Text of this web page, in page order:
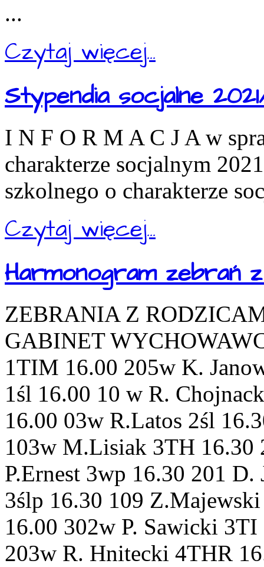
...
Czytaj więcej...
Stypendia socjalne
I N F O R M A C J A w
charakterze socjalnym
szkolnego o charakterze
Czytaj więcej...
Harmonogram zebrań
ZEBRANIA Z
GABINET
1TIM 16.00 205w K.
1śl 16.00 10 w R.
16.00 03w R.Latos 2śl
103w M.Lisiak 3TH 16.30
P.Ernest 3wp 16.30 201
3ślp 16.30 109
16.00 302w P. Sawicki
203w R. Hnitecki 4THR